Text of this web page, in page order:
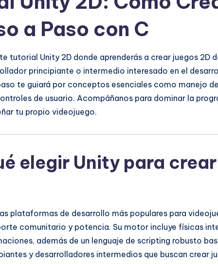
a Paso con C
tutorial Unity 2D donde aprenderás a crear juegos 2D
principiante o intermedio interesado en el
te guiará por conceptos esenciales como manejo
de usuario. Acompáñanos para dominar la
tu propio videojuego.
elegir Unity para
plataformas de desarrollo más populares para
comunitario y potencia. Su motor incluye físicas
además de un lenguaje de scripting robusto
y desarrolladores intermedios que buscan crear